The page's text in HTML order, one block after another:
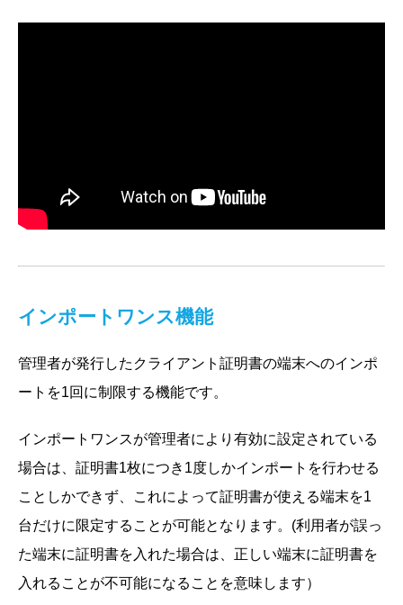
インポートワンス機能
管理者が発行したクライアント証明書の端末へのインポ
ートを1回に制限する機能です。
インポートワンスが管理者により有効に設定されている
場合は、証明書1枚につき1度しかインポートを行わせる
ことしかできず、これによって証明書が使える端末を1
台だけに限定することが可能となります。(利用者が誤っ
た端末に証明書を入れた場合は、正しい端末に証明書を
入れることが不可能になることを意味します）